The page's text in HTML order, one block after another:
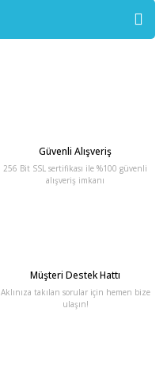
Güvenli Alışveriş
256 Bit SSL sertifikası ile %100 güvenli
alışveriş imkanı
Müşteri Destek Hattı
Aklınıza takılan sorular için hemen bize
ulaşın!